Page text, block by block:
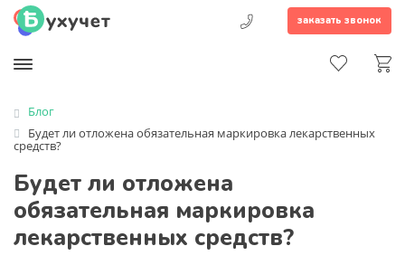
заказать звонок
Блог
Будет ли отложена обязательная маркировка лекарственных
средств?
Будет ли отложена
обязательная маркировка
лекарственных средств?